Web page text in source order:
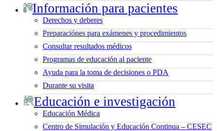
Información para pacientes
Derechos y deberes
Preparaciónes para exámenes y procedimientos
Consultar resultados médicos
Programas de educación al paciente
Ayuda para la toma de decisiones o PDA
Durante su visita
Educación e investigación
Educación Médica
Centro de Simulación y Educación Continua – CESEC